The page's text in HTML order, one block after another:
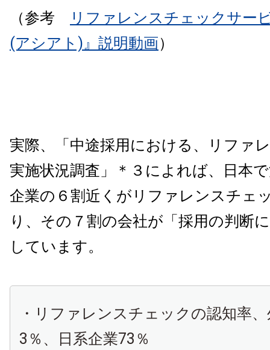
（参考
リファレンスチェックサー
(アシアト)』説明動画）
実際、「中途採用における、リファ
実施状況調査」＊３によれば、日本
企業の６割近くがリファレンスチェ
り、その７割の会社が「採用の判断
しています。
・リファレンスチェックの認知率
3％、日系企業73％